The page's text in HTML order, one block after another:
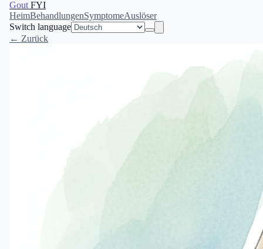
Gout FYI
HeimBehandlungenSymptomeAuslöser
Switch language
← Zurück